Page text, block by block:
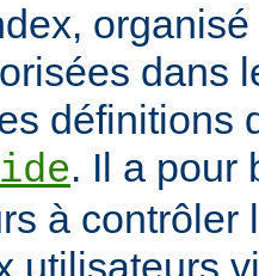
dans
définitions
. Il a pour
à contrôler
utilisateurs